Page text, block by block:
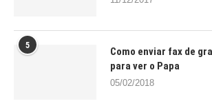
5
Como enviar fax de
para ver o Papa
05/02/2018